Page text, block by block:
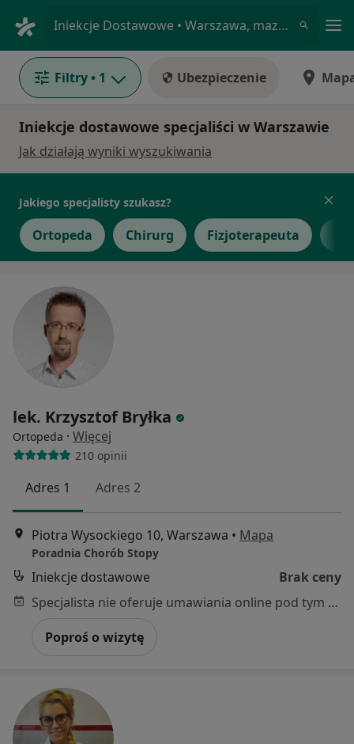
Iniekcje Dostawowe • Warszawa, mazowieckie
Filtry • 1 Ubezpieczenie
Iniekcje dostawowe specjaliści w Warszawie
Jak działają wyniki wyszukiwania
Jakiego specjalisty szukasz?
Ortopeda Chirurg Fizjoterapeuta
lek. Krzysztof Bryłka
Ortopeda · Więcej
210 opinii
Adres 1 Adres 2
Piotra Wysockiego 10, Warszawa • Mapa
Poradnia Chorób Stopy
Iniekcje dostawowe
Brak ceny
Specjalista nie oferuje umawiania online pod tym adresem.
Poproś o wizytę